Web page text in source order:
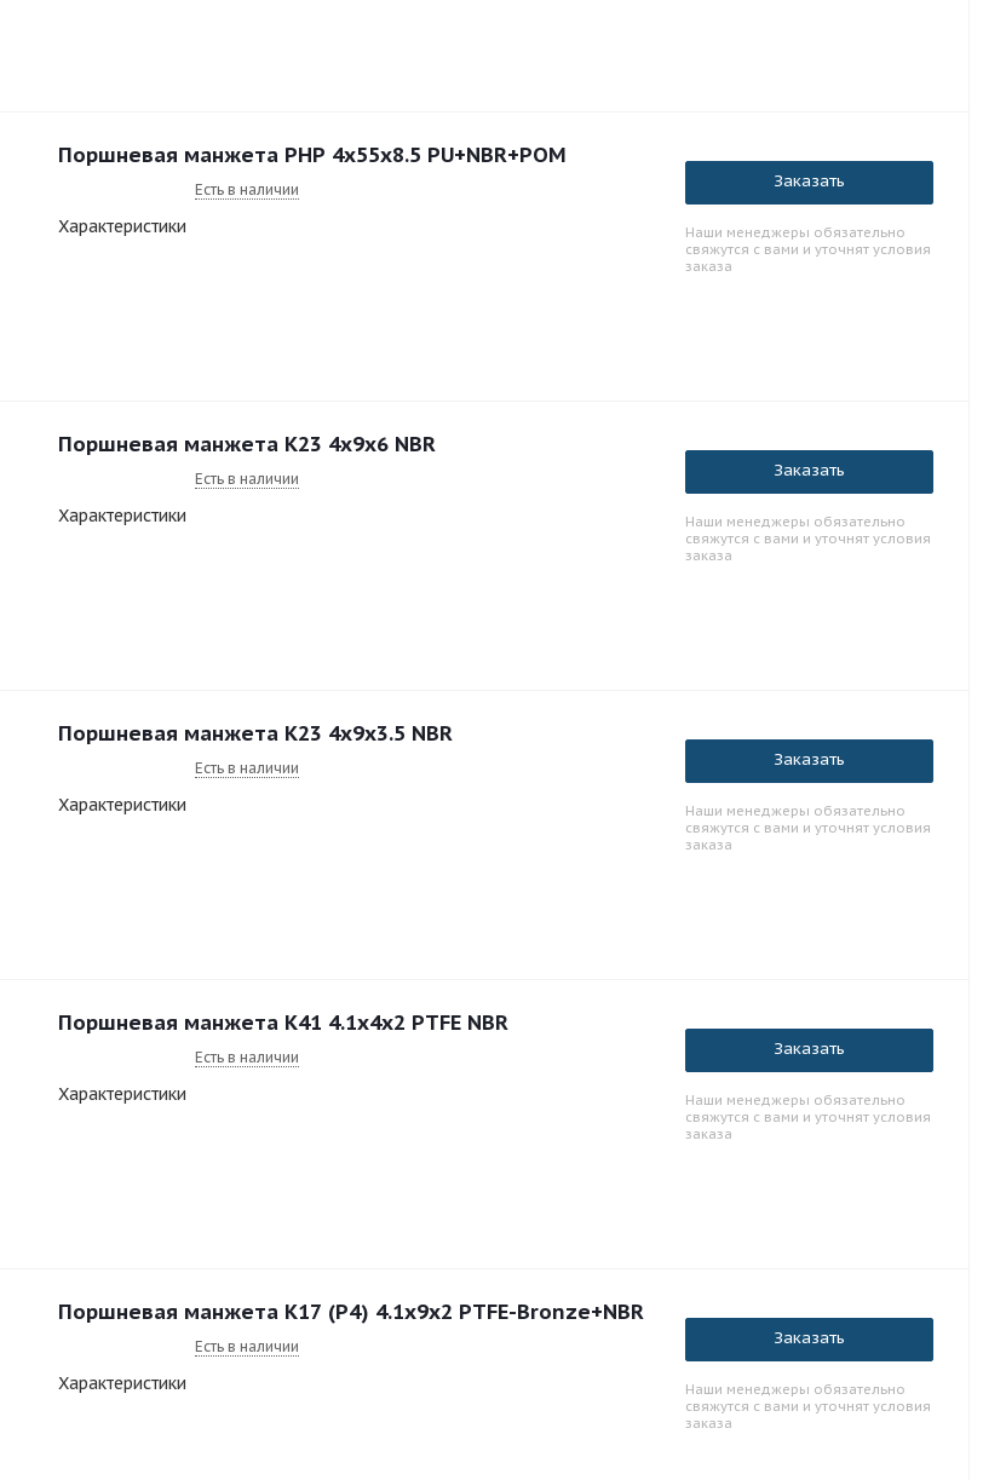
Поршневая манжета PHP 4x55x8.5 PU+NBR+POM
Есть в наличии
Характеристики
Заказать
Наши менеджеры обязательно
свяжутся с вами и уточнят условия
заказа
Поршневая манжета К23 4x9x6 NBR
Есть в наличии
Характеристики
Заказать
Наши менеджеры обязательно
свяжутся с вами и уточнят условия
заказа
Поршневая манжета К23 4x9x3.5 NBR
Есть в наличии
Характеристики
Заказать
Наши менеджеры обязательно
свяжутся с вами и уточнят условия
заказа
Поршневая манжета К41 4.1x4x2 PTFE NBR
Есть в наличии
Характеристики
Заказать
Наши менеджеры обязательно
свяжутся с вами и уточнят условия
заказа
Поршневая манжета К17 (Р4) 4.1x9x2 PTFE-Bronze+NBR
Есть в наличии
Характеристики
Заказать
Наши менеджеры обязательно
свяжутся с вами и уточнят условия
заказа